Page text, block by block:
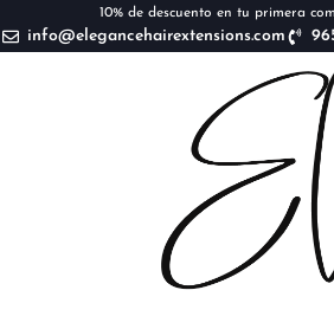
10% de descuento en tu primera
info@elegancehairextensions.com